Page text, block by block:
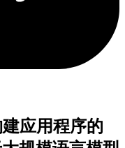
应用程序的